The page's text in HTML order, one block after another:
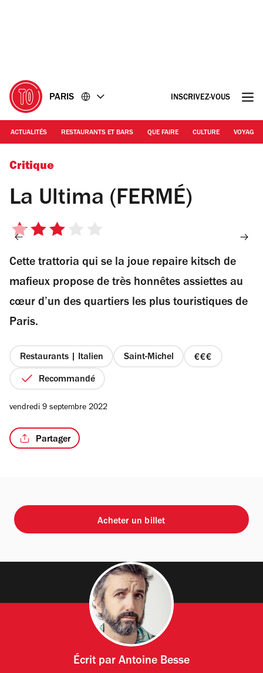
PARIS INSCRIVEZ-VOUS
ACTUALITÉS RESTAURANTS ET BARS QUE FAIRE CULTURE VOYAGE
© Gilles TRILLARD
Critique
La Ultima (FERMÉ)
3
5
étoiles
Cette trattoria qui se la joue repaire kitsch de
mafieux propose de très honnêtes assiettes au
cœur d’un des quartiers les plus touristiques de
Paris.
Restaurants | Italien Saint-Michel
prix
Recommandé
vendredi 9 septembre 2022
Partager
Acheter un billet
Écrit par Antoine Besse